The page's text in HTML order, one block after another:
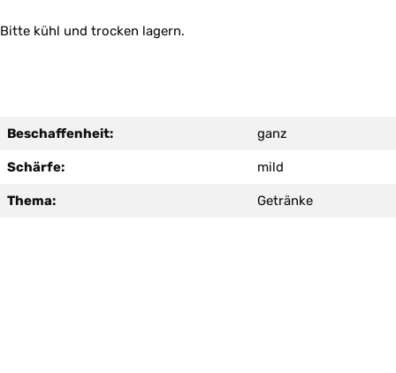
Bitte kühl und trocken lagern.
Beschaffenheit: ganz
Schärfe: mild
Thema: Getränke